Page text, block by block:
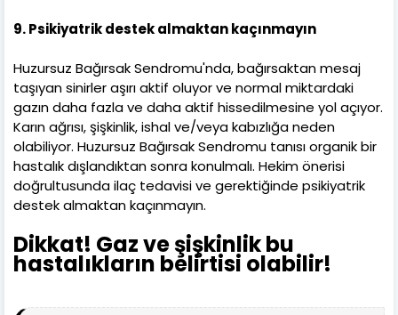
9. Psikiyatrik destek almaktan kaçınmayın
Huzursuz Bağırsak Sendromu'nda, bağırsaktan mesaj
taşıyan sinirler aşırı aktif oluyor ve normal miktardaki
gazın daha fazla ve daha aktif hissedilmesine yol açıyor.
Karın ağrısı, şişkinlik, ishal ve/veya kabızlığa neden
olabiliyor. Huzursuz Bağırsak Sendromu tanısı organik bir
hastalık dışlandıktan sonra konulmalı. Hekim önerisi
doğrultusunda ilaç tedavisi ve gerektiğinde psikiyatrik
destek almaktan kaçınmayın.
Dikkat! Gaz ve şişkinlik bu
hastalıkların belirtisi olabilir!